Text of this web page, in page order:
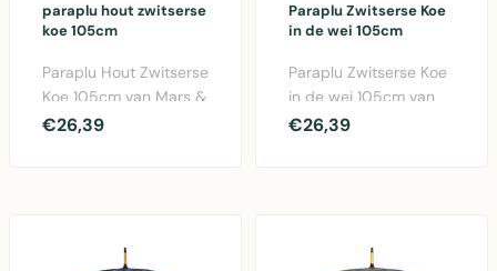
paraplu hout zwitserse
koe 105cm
Paraplu Hout Zwitserse
Koe 105cm van Mars &
More. Leuke
€26,39
Paraplu Zwitserse Koe
in de wei 105cm
Paraplu Zwitserse Koe
in de wei 105cm van
Mars & More. Kleurrijke
€26,39